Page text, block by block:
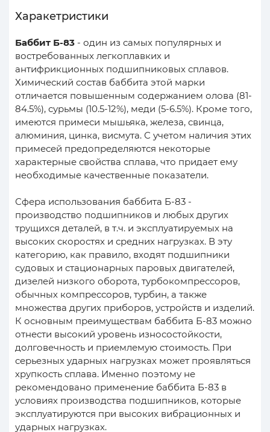
Харакетристики
Баббит Б-83 - один из самых популярных и
востребованных легкоплавких и
антифрикционных подшипниковых сплавов.
Химический состав баббита этой марки
отличается повышенным содержанием олова (81-
84.5%), сурьмы (10.5-12%), меди (5-6.5%). Кроме того,
имеются примеси мышьяка, железа, свинца,
алюминия, цинка, висмута. С учетом наличия этих
примесей предопределяются некоторые
характерные свойства сплава, что придает ему
необходимые качественные показатели.
Сфера использования баббита Б-83 -
производство подшипников и любых других
трущихся деталей, в т.ч. и эксплуатируемых на
высоких скоростях и средних нагрузках. В эту
категорию, как правило, входят подшипники
судовых и стационарных паровых двигателей,
дизелей низкого оборота, турбокомпрессоров,
обычных компрессоров, турбин, а также
множества других приборов, устройств и изделий.
К основным преимуществам баббита Б-83 можно
отнести высокий уровень износостойкости,
долговечность и приемлемую стоимость. При
серьезных ударных нагрузках может проявляться
хрупкость сплава. Именно поэтому не
рекомендовано применение баббита Б-83 в
условиях производства подшипников, которые
эксплуатируются при высоких вибрационных и
ударных нагрузках.